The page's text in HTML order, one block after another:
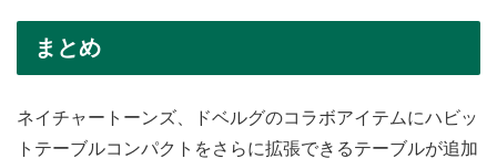
まとめ
ネイチャートーンズ、ドベルグのコラボアイテムにハビッ
トテーブルコンパクトをさらに拡張できるテーブルが追加